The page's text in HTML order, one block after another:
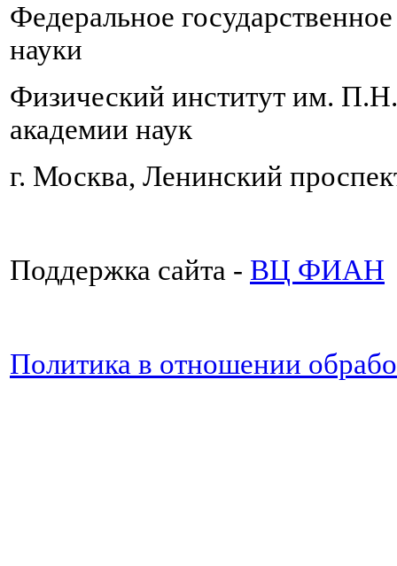
Федеральное
науки
Физический институт им.
академии наук
г. Москва, Ленинский
Поддержка сайта - ВЦ ФИАН
Политика в отношении